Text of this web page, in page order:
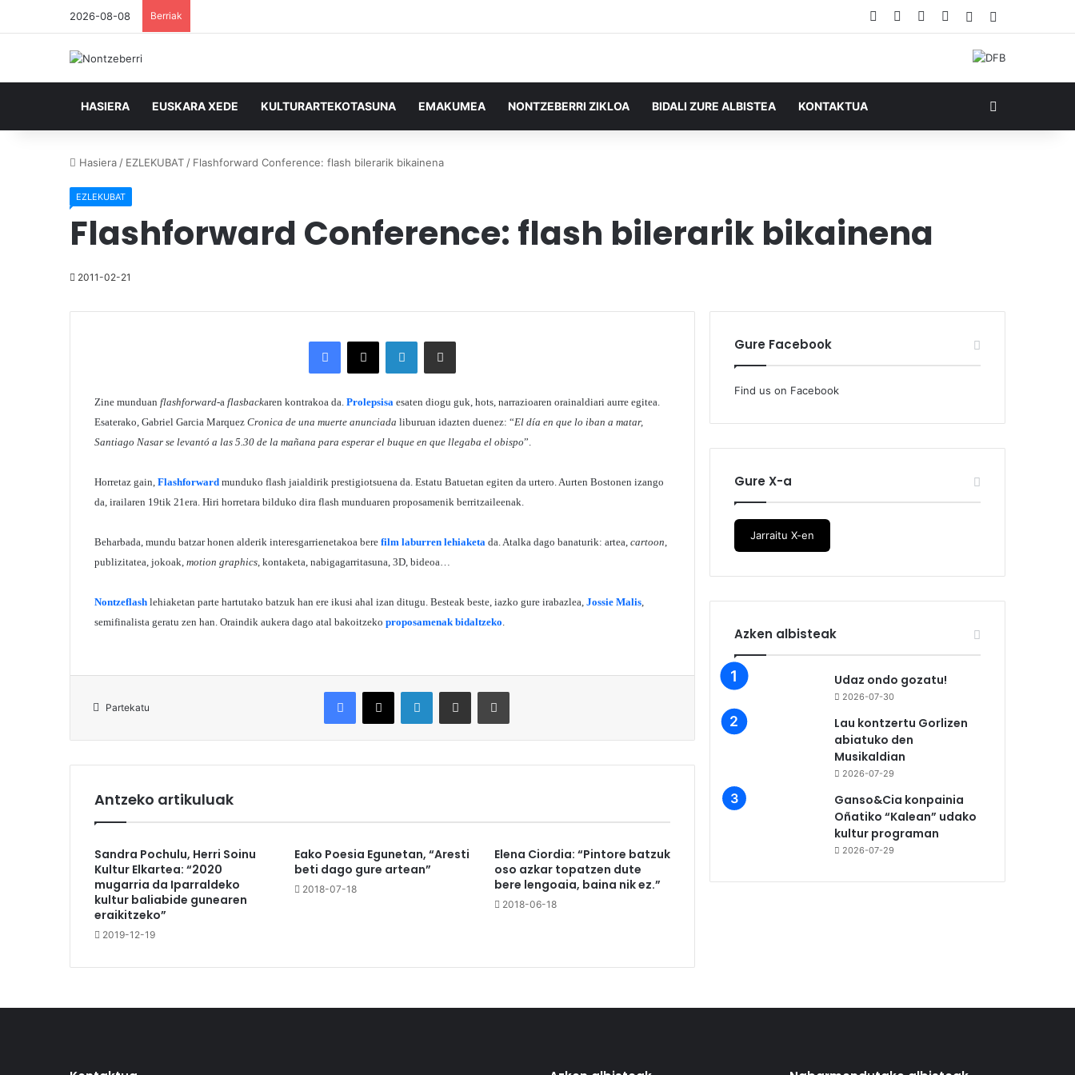
2026-08-08 Berriak Facebook YouTube
RSS Ausazko
HASIERA EUSKARA XEDE KULTURARTEKOTASUNA EMAKUMEA NONTZEBERRI ZIKLOA BIDALI ZURE ALBISTEA KONTAKTUA
Hasiera / EZLEKUBAT / Flashforward Conference: flash bilerarik bikainena
EZLEKUBAT
Flashforward Conference: flash bilerarik bikainena
2011-02-21
Zine munduan flashforward-a flasbackaren kontrakoa da. Prolepsisa esaten diogu guk, hots, narrazioaren orainaldiari aurre egitea.
Esaterako, Gabriel Garcia Marquez Cronica de una muerte anunciada liburuan idazten duenez: “El día en que lo iban a matar,
Santiago Nasar se levantó a las 5.30 de la mañana para esperar el buque en que llegaba el obispo”.
Horretaz gain, Flashforward munduko flash jaialdirik prestigiotsuena da. Estatu Batuetan egiten da urtero. Aurten Bostonen izango
da, irailaren 19tik 21era. Hiri horretara bilduko dira flash munduaren proposamenik berritzaileenak.
Beharbada, mundu batzar honen alderik interesgarrienetakoa bere film laburren lehiaketa da. Atalka dago banaturik: artea, cartoon,
publizitatea, jokoak, motion graphics, kontaketa, nabigagarritasuna, 3D, bideoa…
Nontzeflash lehiaketan parte hartutako batzuk han ere ikusi ahal izan ditugu. Besteak beste, iazko gure irabazlea, Jossie Malis,
semifinalista geratu zen han. Oraindik aukera dago atal bakoitzeko proposamenak bidaltzeko.
Partekatu
Antzeko artikuluak
Sandra Pochulu, Herri Soinu
Kultur Elkartea: “2020
mugarria da Iparraldeko
kultur baliabide gunearen
eraikitzeko”
2019-12-19
Eako Poesia Egunetan, “Aresti
beti dago gure artean”
2018-07-18
Elena Ciordia: “Pintore batzuk
oso azkar topatzen dute
bere lengoaia, baina nik ez.”
2018-06-18
Gure Facebook
Find us on Facebook
Gure X-a
Jarraitu X-en
Azken albisteak
Udaz ondo gozatu!
2026-07-30
Lau kontzertu Gorlizen
abiatuko den
Musikaldian
2026-07-29
Ganso&Cia konpainia
Oñatiko “Kalean” udako
kultur programan
2026-07-29